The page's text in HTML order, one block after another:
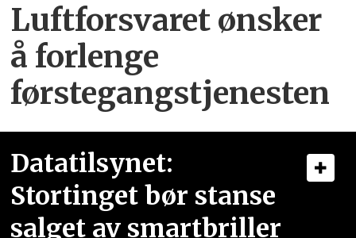
Luftforsvaret ønsker
å forlenge
førstegangstjenesten
Datatilsynet:
Stortinget bør stanse
salget av smartbriller